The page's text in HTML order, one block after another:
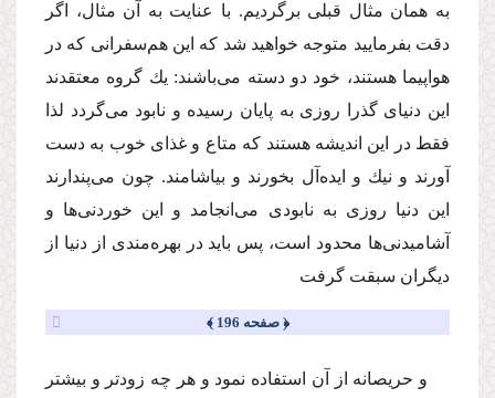
به همان مثال قبلى برگردیم. با عنایت به آن مثال، اگر
دقت بفرمایید متوجه خواهید شد كه این هم‌سفرانى كه در
هواپیما هستند، خود دو دسته مى‌باشند: یك گروه معتقدند
این دنیاى گذرا روزى به پایان رسیده و نابود مى‌گردد لذا
فقط در این اندیشه هستند كه متاع و غذاى خوب به دست
آورند و نیك و ایده‌آل بخورند و بیاشامند. چون مى‌پندارند
این دنیا روزى به نابودى مى‌انجامد و این خوردنى‌ها و
آشامیدنى‌ها محدود است، پس باید در بهره‌مندى از دنیا از
دیگران سبقت گرفت
﴿ صفحه 196 ﴾
و حریصانه از آن استفاده نمود و هر چه زودتر و بیشتر